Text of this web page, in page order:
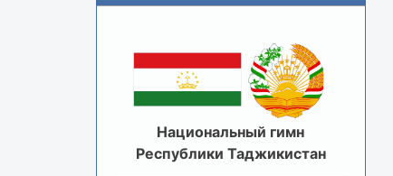
Национальный гимн
Республики Таджикистан